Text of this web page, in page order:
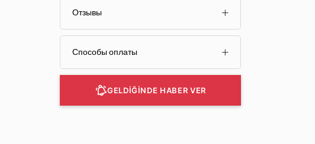
Отзывы
Способы оплаты
GELDİĞİNDE HABER VER